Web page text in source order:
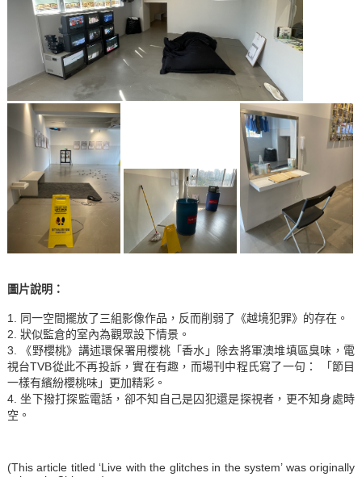
圖片說明：
1. 同一空間擺放了三組影像作品，反而削弱了《越境犯罪》的存在。
2. 狀似監倉的室內為觀眾設下情景。
3. 《野櫻桃》講述環保署用櫻桃「香水」除去將軍澳堆填區臭味，電
視台TVB從此不再投訴，實在有趣，而場刊中程氏寫了一句： 「節目
一樣有繽紛櫻桃味」更加精彩。
4. 坐下撥打探監電話，卻不知自己是囚犯還是探視者，更不知身處時
空。
(This article titled ‘Live with the glitches in the system’ was originally